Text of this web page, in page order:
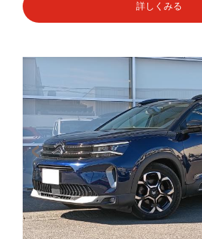
詳しくみる